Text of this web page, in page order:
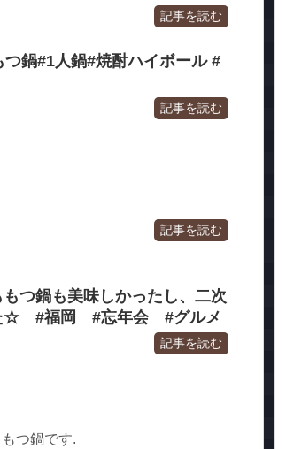
記事を読む
鍋#1人鍋#焼酎ハイボール #
記事を読む
記事を読む
つ鍋も美味しかったし、二次
た☆ #福岡 #忘年会 #グルメ
記事を読む
つ鍋です.